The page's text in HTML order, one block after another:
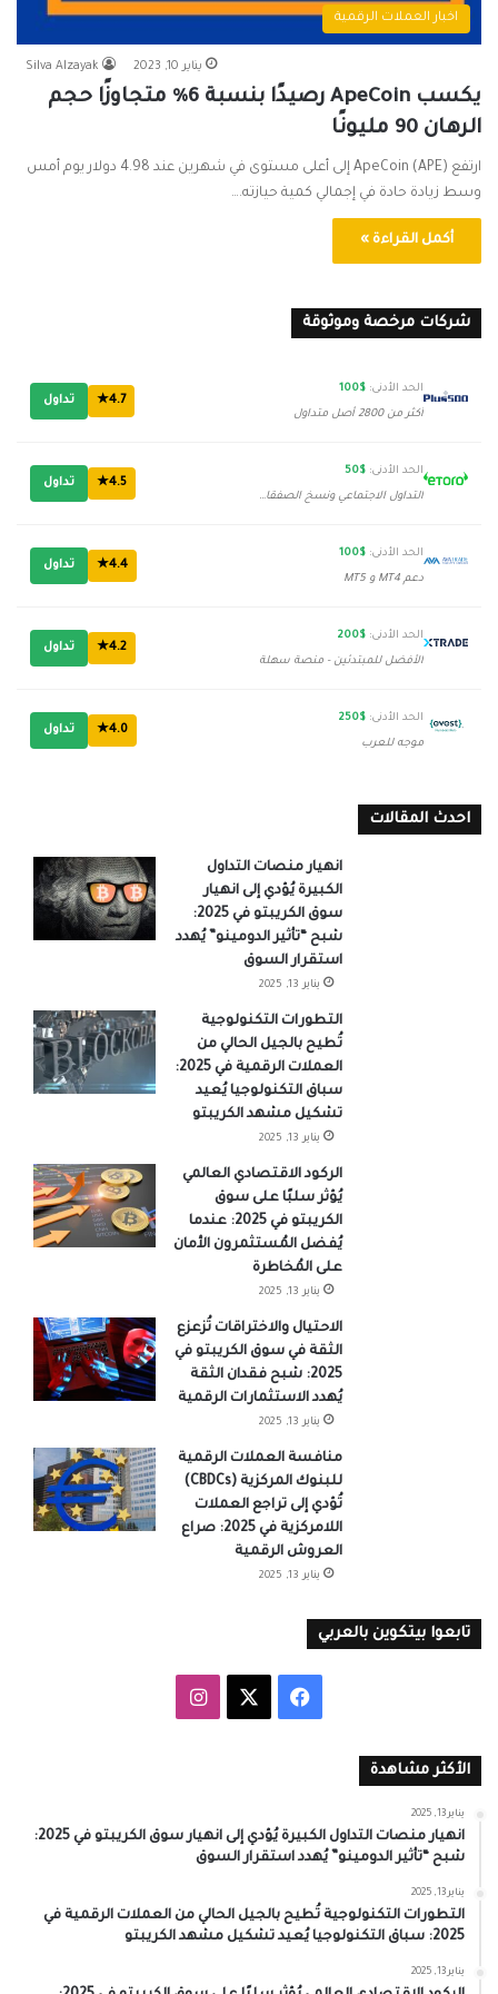
اخبار العملات الرقمية
Silva Alzayak يناير 10, 2023
يكسب ApeCoin رصيدًا بنسبة 6٪ متجاوزًا حجم
الرهان 90 مليونًا
ارتفع ApeCoin (APE) إلى أعلى مستوى في شهرين عند 4.98 دولار يوم أمس
وسط زيادة حادة في إجمالي كمية حيازته.…
أكمل القراءة »
شركات مرخصة وموثوقة
الحد الأدنى: $100
أكثر من 2800 أصل متداول
4.7★ تداول
الحد الأدنى: $50
التداول الاجتماعي ونسخ الصفقات
4.5★ تداول
الحد الأدنى: $100
دعم MT4 و MT5
4.4★ تداول
الحد الأدنى: $200
الأفضل للمبتدئين - منصة سهلة
4.2★ تداول
الحد الأدنى: $250
موجه للعرب
4.0★ تداول
احدث المقالات
انهيار منصات التداول
الكبيرة يُؤدي إلى انهيار
سوق الكريبتو في 2025:
شبح “تأثير الدومينو” يُهدد
استقرار السوق
يناير 13, 2025
التطورات التكنولوجية
تُطيح بالجيل الحالي من
العملات الرقمية في 2025:
سباق التكنولوجيا يُعيد
تشكيل مشهد الكريبتو
يناير 13, 2025
الركود الاقتصادي العالمي
يُؤثر سلبًا على سوق
الكريبتو في 2025: عندما
يُفضل المُستثمرون الأمان
على المُخاطرة
يناير 13, 2025
الاحتيال والاختراقات تُزعزع
الثقة في سوق الكريبتو في
2025: شبح فقدان الثقة
يُهدد الاستثمارات الرقمية
يناير 13, 2025
منافسة العملات الرقمية
للبنوك المركزية (CBDCs)
تُؤدي إلى تراجع العملات
اللامركزية في 2025: صراع
العروش الرقمية
يناير 13, 2025
تابعوا بيتكوين بالعربي
فيسبوك انستقرام
الأكثر مشاهدة
يناير 13, 2025
انهيار منصات التداول الكبيرة يُؤدي إلى انهيار سوق الكريبتو في 2025:
شبح “تأثير الدومينو” يُهدد استقرار السوق
يناير 13, 2025
التطورات التكنولوجية تُطيح بالجيل الحالي من العملات الرقمية في
2025: سباق التكنولوجيا يُعيد تشكيل مشهد الكريبتو
يناير 13, 2025